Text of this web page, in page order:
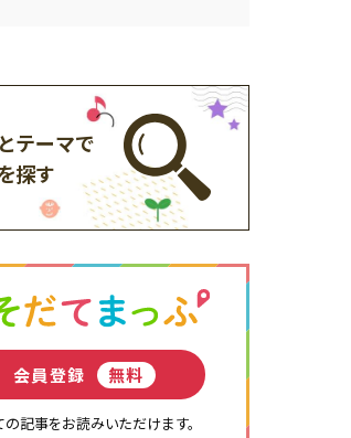
テーマで
探す
会員登録 無料
の記事をお読みいただけます。